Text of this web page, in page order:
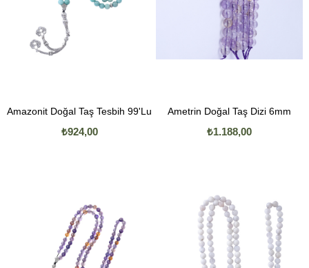
Amazonit Doğal Taş Tesbih 99'Lu
₺924,00
Ametrin Doğal Taş Dizi 6mm
₺1.188,00